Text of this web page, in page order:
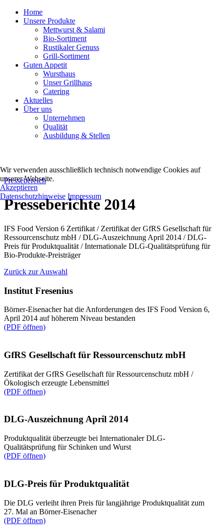
Home
Unsere Produkte
Mettwurst & Salami
Bio-Sortiment
Rustikaler Genuss
Grill-Sortiment
Guten Appetit
Wursthaus
Unser Grillhaus
Catering
Aktuelles
Über uns
Unternehmen
Qualität
Ausbildung & Stellen
Pressebereich
Presseberichte 2014
IFS Food Version 6 Zertifikat / Zertifikat der GfRS Gesellschaft für
Ressourcenschutz mbH / DLG-Auszeichnung April 2014 / DLG-
Preis für Produktqualität / Internationale DLG-Qualitätsprüfung für
Bio-Produkte-Preisträger
Zurück zur Auswahl
Institut Fresenius
Börner-Eisenacher hat die Anforderungen des IFS Food Version 6,
April 2014 auf höherem Niveau bestanden
(PDF öffnen)
GfRS Gesellschaft für Ressourcenschutz mbH
Zertifikat der GfRS Gesellschaft für Ressourcenschutz mbH /
Ökologisch erzeugte Lebensmittel
(PDF öffnen)
DLG-Auszeichnung April 2014
Produktqualität überzeugte bei Internationaler DLG-
Qualitätsprüfung für Schinken und Wurst
(PDF öffnen)
DLG-Preis für Produktqualität
Die DLG verleiht ihren Preis für langjährige Produktqualität zum
27. Mal an Börner-Eisenacher
(PDF öffnen)
Wir verwenden ausschließlich technisch notwendige Cookies auf
unserer Webseite.
Akzeptieren
Datenschutzhinweise Impressum